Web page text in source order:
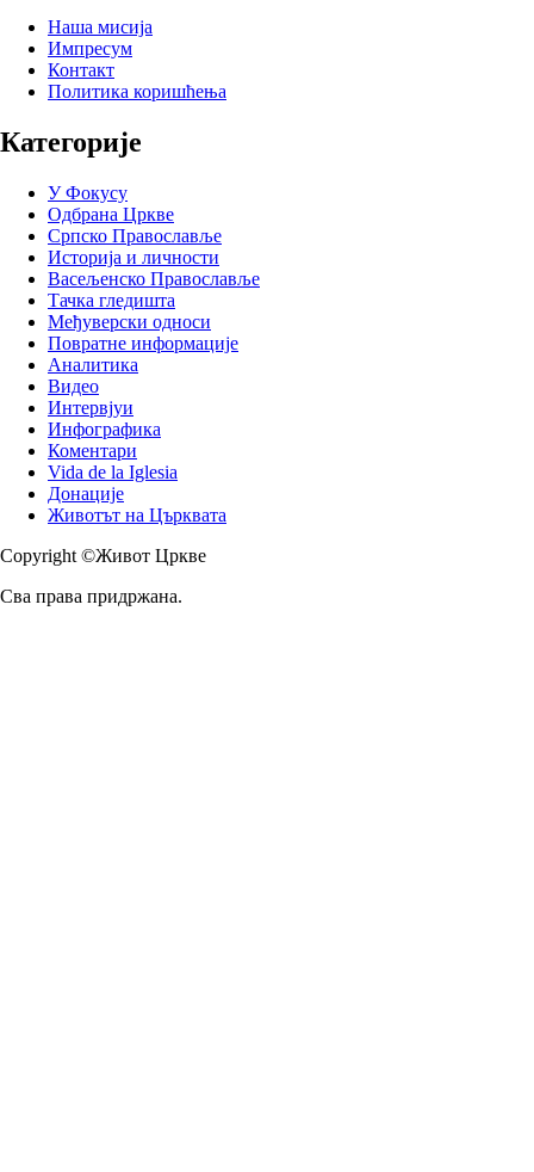
Наша мисија
Импресум
Контакт
Политика коришћења
Категорије
У Фокусу
Одбрана Цркве
Српско Православље
Историја и личности
Васељенско Православље
Тачка гледишта
Међуверски односи
Повратне информације
Аналитика
Видео
Интервјуи
Инфографика
Коментари
Vida de la Iglesia
Донације
Животът на Църквата
Copyright ©Живот Цркве
Сва права придржана.